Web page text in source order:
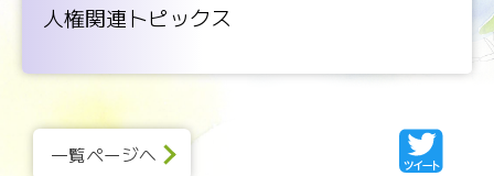
人権関連トピックス
一覧ページへ